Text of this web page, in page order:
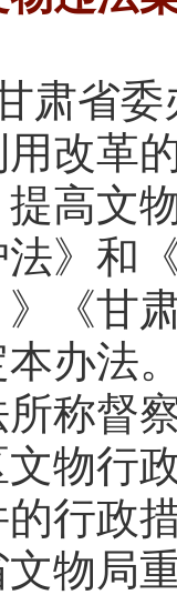
肃省
改革
高文
》和
《甘
办法
称督察
物行
行政
物局重